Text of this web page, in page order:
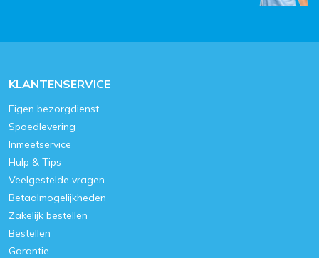
KLANTENSERVICE
Eigen bezorgdienst
Spoedlevering
Inmeetservice
Hulp & Tips
Veelgestelde vragen
Betaalmogelijkheden
Zakelijk bestellen
Bestellen
Garantie